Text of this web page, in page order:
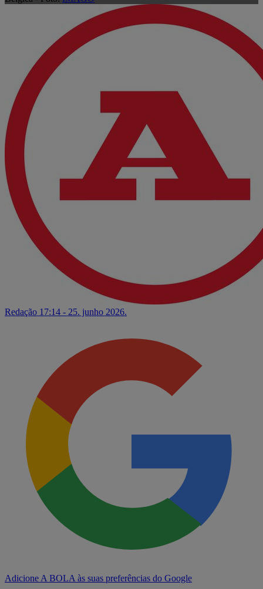
Redação 17:14 - 25. junho 2026.
Adicione A BOLA às suas preferências do Google